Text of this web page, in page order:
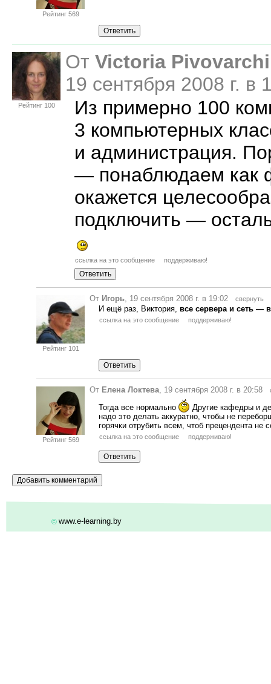
Рейтинг 569
Рейтинг 100
От Victoria
19 сентября 2008 г.
Из примерно 100
3 компьютерных
и администрация.
— понаблюдаем как
окажется
подключить —
ссылка на это сообщение поддерживаю!
Рейтинг 101
От Игорь, 19 сентября 2008 г. в 19:02 свернуть
И ещё раз, Виктория, все сервера и сеть —
ссылка на это сообщение поддерживаю!
Рейтинг 569
От Елена Локтева, 19 сентября 2008 г. в 20:58
Тогда все нормально
Другие кафедры и
надо это делать аккуратно, чтобы не
горячки отрубить всем, чтоб прецендента не
ссылка на это сообщение поддерживаю!
© www.e-learning.by